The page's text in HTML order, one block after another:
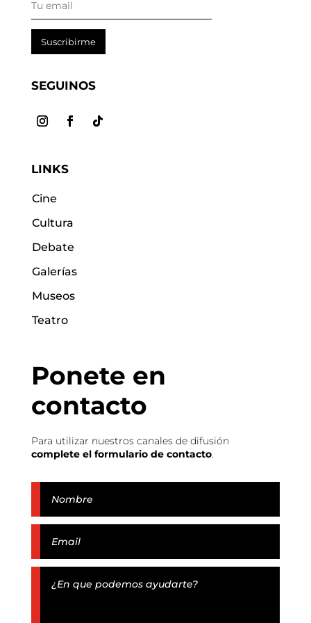
Suscribirme
SEGUINOS
LINKS
Cine
Cultura
Debate
Galerías
Museos
Teatro
Ponete en
contacto
Para utilizar nuestros canales de difusión
complete el formulario de contacto.